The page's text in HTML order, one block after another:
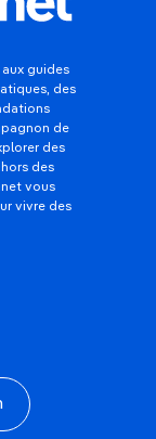
guides
des
de
des
des
vous
vivre des